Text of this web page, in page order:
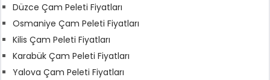
Düzce Çam Peleti Fiyatları
Osmaniye Çam Peleti Fiyatları
Kilis Çam Peleti Fiyatları
Karabük Çam Peleti Fiyatları
Yalova Çam Peleti Fiyatları